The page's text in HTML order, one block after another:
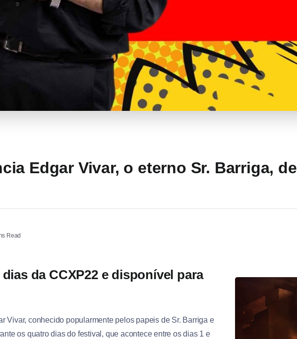
Edgar Vivar, o eterno Sr. Barriga, de
Read
da CCXP22 e disponível para
Vivar, conhecido popularmente pelos papeis de Sr. Barriga e
os quatro dias do festival, que acontece entre os dias 1 e